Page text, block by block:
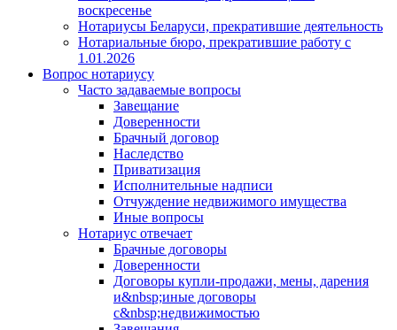
воскресенье
Нотариусы Беларуси, прекратившие деятельность
Нотариальные бюро, прекратившие работу с
1.01.2026
Вопрос нотариусу
Часто задаваемые вопросы
Завещание
Доверенности
Брачный договор
Наследство
Приватизация
Исполнительные надписи
Отчуждение недвижимого имущества
Иные вопросы
Нотариус отвечает
Брачные договоры
Доверенности
Договоры купли-продажи, мены, дарения
и&nbsp;иные договоры
с&nbsp;недвижимостью